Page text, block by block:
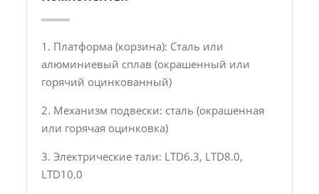
1. Платформа (корзина): Сталь или
алюминиевый сплав (окрашенный или
горячий оцинкованный)
2. Механизм подвески: сталь (окрашенная
или горячая оцинковка)
3. Электрические тали: LTD6.3, LTD8.0,
LTD10.0